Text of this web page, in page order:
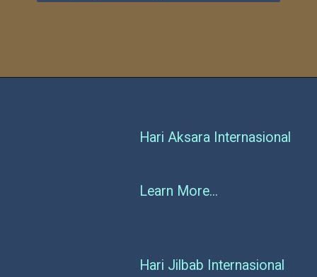
Hari Aksara Internasional
Learn More...
Hari Jilbab Internasional